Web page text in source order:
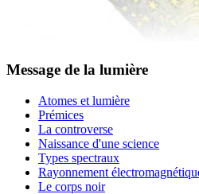
Message de la lumière
Atomes et lumière
Prémices
La controverse
Naissance d'une science
Types spectraux
Rayonnement
Le corps noir